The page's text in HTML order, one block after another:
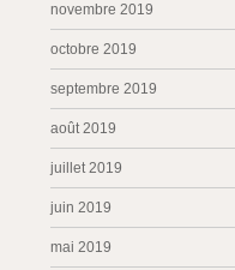
novembre 2019
octobre 2019
septembre 2019
août 2019
juillet 2019
juin 2019
mai 2019